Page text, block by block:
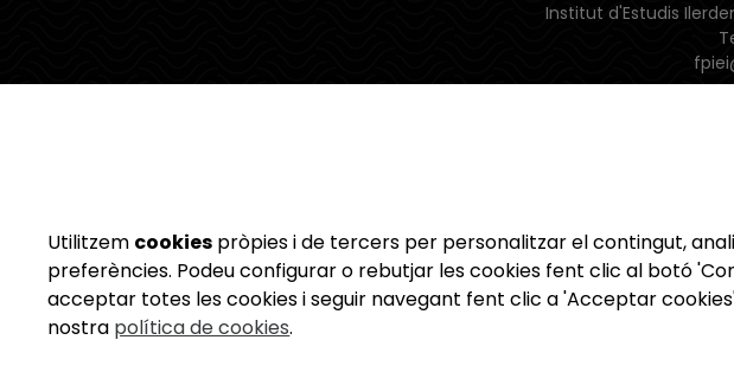
Institut d'Estudis
Utilitzem cookies pròpies i de tercers per personalitzar el contingut,
preferències. Podeu configurar o rebutjar les cookies fent clic al botó
acceptar totes les cookies i seguir navegant fent clic a 'Acceptar
nostra política de cookies.